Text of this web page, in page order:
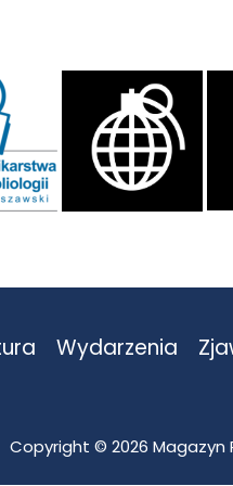
Wydarzenia
Copyright © 2026 Magazyn